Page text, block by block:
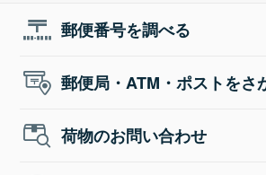
郵便番号を調べる
郵便局・ATM・ポストをさ
荷物のお問い合わせ